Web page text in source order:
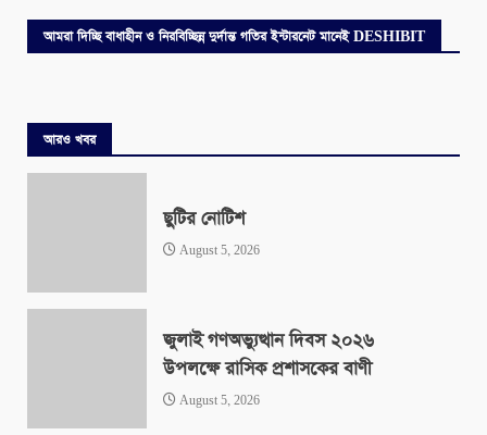
আমরা দিচ্ছি বাধাহীন ও নিরবিচ্ছিন্ন দুর্দান্ত গতির ইন্টারনেট মানেই DESHIBIT
আরও খবর
ছুটির নোটিশ
August 5, 2026
জুলাই গণঅভ্যুত্থান দিবস ২০২৬
উপলক্ষে রাসিক প্রশাসকের বাণী
August 5, 2026